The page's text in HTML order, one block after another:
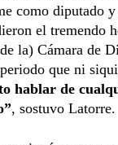
como diputado
el tremendo
la) Cámara de
que ni
hablar de
, sostuvo Latorre.